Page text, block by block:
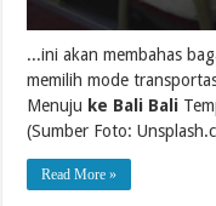
...ini akan membahas
memilih mode
Menuju ke Bali Bali
(Sumber Foto:
Read More »